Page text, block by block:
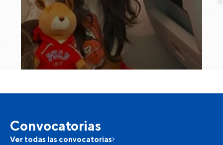
Convocatorias
Ver todas las convocatorias